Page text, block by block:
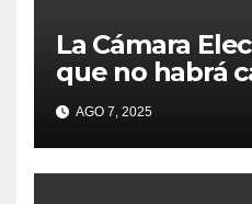
La Cámara
que no habrá
lugares de
Matanza
AGO 7, 2025